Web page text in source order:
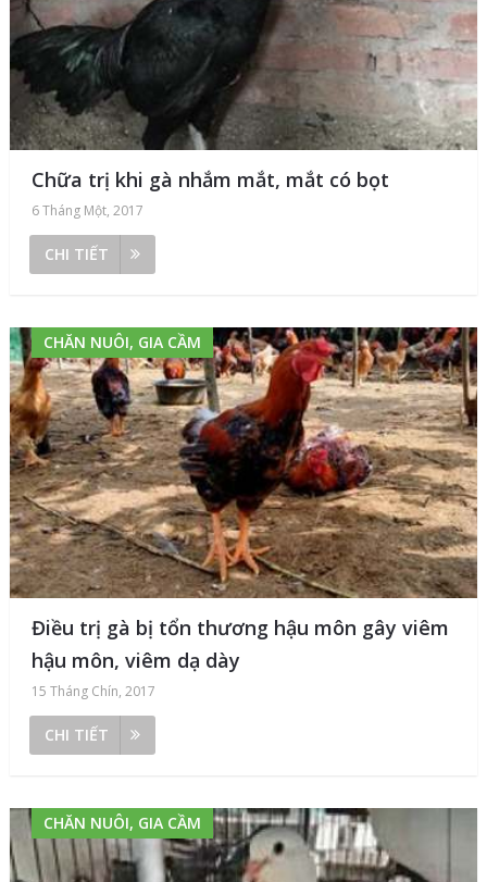
Chữa trị khi gà nhắm mắt, mắt có bọt
6 Tháng Một, 2017
CHI TIẾT
CHĂN NUÔI, GIA CẦM
Điều trị gà bị tổn thương hậu môn gây viêm
hậu môn, viêm dạ dày
15 Tháng Chín, 2017
CHI TIẾT
CHĂN NUÔI, GIA CẦM